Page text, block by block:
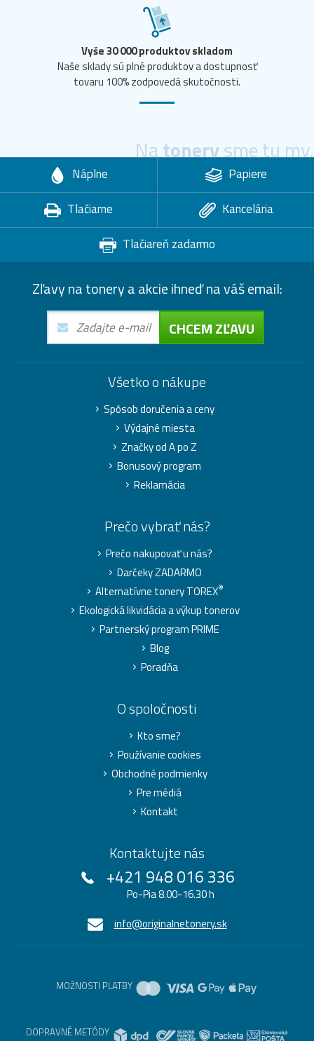
Vyše 30 000 produktov skladom
Naše sklady sú plné produktov a dostupnosť
tovaru 100% zodpovedá skutočnosti.
Natonerysme tu my.
Náplne
Papiere
Tlačiarne
Kancelária
Tlačiareň zadarmo
Zľavy na tonery a akcie ihneď na váš email:
CHCEM ZĽAVU
Všetko o nákupe
Spôsob doručenia a ceny
Výdajné miesta
Značky od A po Z
Bonusový program
Reklamácia
Prečo vybrať nás?
Prečo nakupovať u nás?
Darčeky ZADARMO
Alternatívne tonery TOREX®
Ekologická likvidácia a výkup tonerov
Partnerský program PRIME
Blog
Poradňa
O spoločnosti
Kto sme?
Používanie cookies
Obchodné podmienky
Pre médiá
Kontakt
Kontaktujte nás
+421 948 016 336
Po-Pia 8.00-16.30 h
info@originalnetonery.sk
MOŽNOSTI PLATBY
DOPRAVNÉ METÓDY